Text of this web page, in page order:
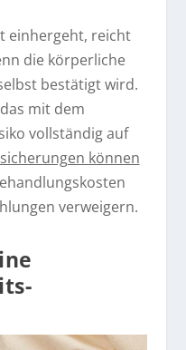
einhergeht, reicht
die körperliche
bestätigt wird.
mit dem
vollständig auf
können
verweigern.